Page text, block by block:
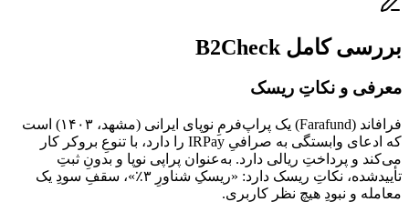
بررسی کامل B2Check
معرفی و نکاتِ ریسک
فرافاند (Farafund) یک پراپ‌فرمِ نوپای ایرانی (مشهد، ۱۴۰۳) است
که ادعای وابستگی به صرافیِ IRPay را دارد، با تنوعِ بروکر کار
می‌کند و پرداختِ ریالی دارد. به‌عنوان پراپی نوپا و بدونِ ثبتِ
تأییدشده، نکاتِ ریسک دارد: «ریسکِ شناورِ ۳٪»، سقفِ سودِ یک
معامله و نبودِ هیچ نظرِ کاربری.